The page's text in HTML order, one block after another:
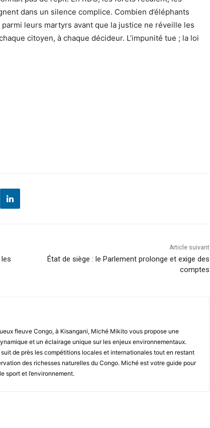
dans un silence complice. Combien d’éléphants
leurs martyrs avant que la justice ne réveille les
citoyen, à chaque décideur. L’impunité tue ; la loi
Article suivant
État de siège : le Parlement prolonge et exige des
comptes
fleuve Congo, à Kisangani, Miché Mikito vous propose une
et un éclairage unique sur les enjeux environnementaux.
de près les compétitions locales et internationales tout en restant
des richesses naturelles du Congo. Miché est votre guide pour
sport et l’environnement.